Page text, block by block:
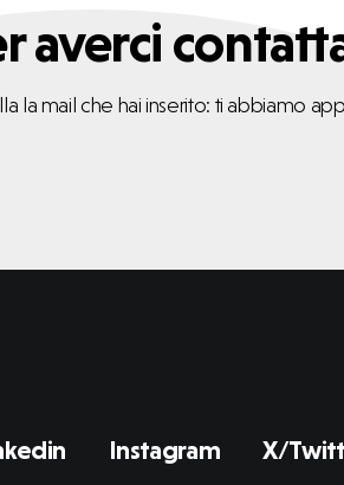
averci
la mail che hai inserito: ti abbiamo
Instagram X/